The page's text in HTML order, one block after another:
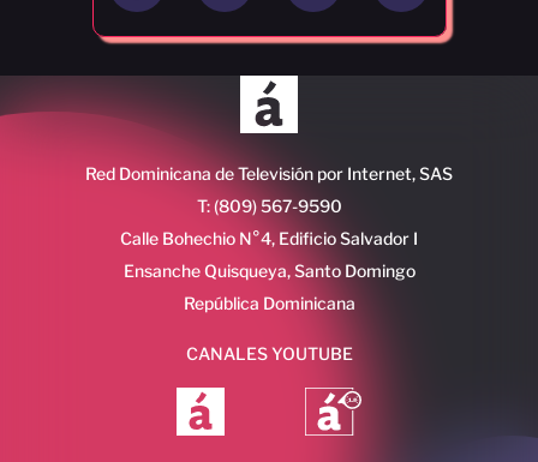
Red Dominicana de Televisión por Internet, SAS
T: (809) 567-9590
Calle Bohechio N°4, Edificio Salvador I
Ensanche Quisqueya, Santo Domingo
República Dominicana
CANALES YOUTUBE